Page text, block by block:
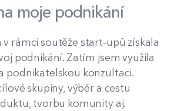
moje podnikání
rámci soutěže start-upů získala
podnikání. Zatím jsem využila
podnikatelskou konzultaci.
skupiny, výběr a cestu
tvorbu komunity aj.